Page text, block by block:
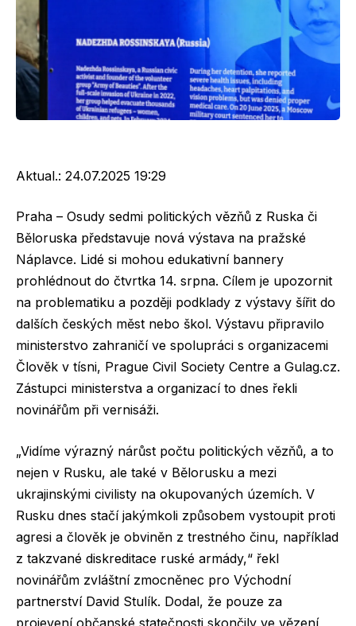
Aktual.: 24.07.2025 19:29
Praha – Osudy sedmi politických vězňů z Ruska či
Běloruska představuje nová výstava na pražské
Náplavce. Lidé si mohou edukativní bannery
prohlédnout do čtvrtka 14. srpna. Cílem je upozornit
na problematiku a později podklady z výstavy šířit do
dalších českých měst nebo škol. Výstavu připravilo
ministerstvo zahraničí ve spolupráci s organizacemi
Člověk v tísni, Prague Civil Society Centre a Gulag.cz.
Zástupci ministerstva a organizací to dnes řekli
novinářům při vernisáži.
„Vidíme výrazný nárůst počtu politických vězňů, a to
nejen v Rusku, ale také v Bělorusku a mezi
ukrajinskými civilisty na okupovaných územích. V
Rusku dnes stačí jakýmkoli způsobem vystoupit proti
agresi a člověk je obviněn z trestného činu, například
z takzvané diskreditace ruské armády,“ řekl
novinářům zvláštní zmocněnec pro Východní
partnerství David Stulík. Dodal, že pouze za